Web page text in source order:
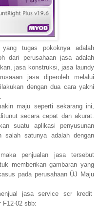
yang tugas pokoknya adalah
dari perusahaan jasa adalah
jasa konstruksi, jasa laundy
jasa diperoleh melalui
dengan dua cara yakni
maju seperti sekarang ini,
secara cepat dan akurat.
suatu aplikasi penyusunan
salah satunya adalah dengan
penjualan jasa tersebut
memberikan gambaran yang
pada perusahaan ÜJ Maju
jasa service scr kredit
F12-02 sbb: